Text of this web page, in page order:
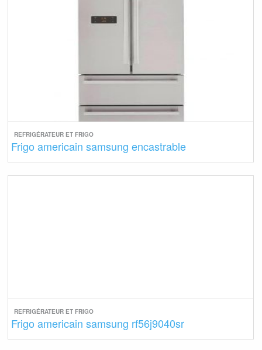
REFRIGÉRATEUR ET FRIGO
Frigo americain samsung encastrable
REFRIGÉRATEUR ET FRIGO
Frigo americain samsung rf56j9040sr